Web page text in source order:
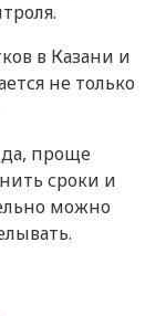
в Казани и
не только
проще
сроки и
можно